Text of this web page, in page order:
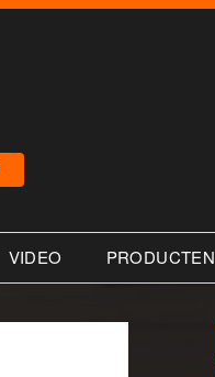
VIDEO PRODUCTEN